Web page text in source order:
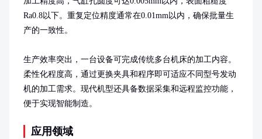
Ra0.8以下。重复定位精度通常在0.01mm以内，确保批量生
产的一致性。
生产效率突出，一台设备可完成传统多台机床的加工内容。
柔性化程度高，通过更换夹具和程序即可适应不同型号发动
机的加工需求。现代机型还具备数据采集和远程监控功能，
便于实现智能制造。
应用领域